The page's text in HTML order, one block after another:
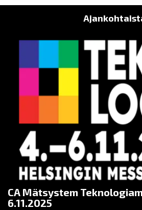
CA Mätsystem
6.11.2025